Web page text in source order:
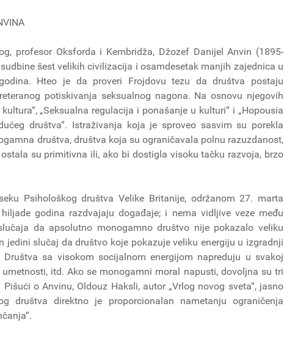
profesor Oksforda i Kembridža, Džozef Danijel Anvin (1895-
šest velikih civilizacija i osamdesetak manjih zajednica u
Hteo je da proveri Frojdovu tezu da društva postaju
potiskivanja seksualnog nagona. Na osnovu njegovih
„Seksualna regulacija i ponašanje u kulturi“ i „Hopousia
društva“. Istraživanja koja je sproveo sasvim su porekla
društva, društva koja su ograničavala polnu razuzdanost,
su primitivna ili, ako bi dostigla visoku tačku razvoja, brzo
Psihološkog društva Velike Britanije, održanom 27. marta
godina razdvajaju događaje; i nema vidljive veze među
da apsolutno monogamno društvo nije pokazalo veliku
jedini slučaj da društvo koje pokazuje veliku energiju u izgradnji
Društva sa visokom socijalnom energijom napreduju u svakoj
itd. Ako se monogamni moral napusti, dovoljna su tri
o Anvinu, Oldouz Haksli, autor „Vrlog novog sveta“, jasno
društva direktno je proporcionalan nametanju ograničenja